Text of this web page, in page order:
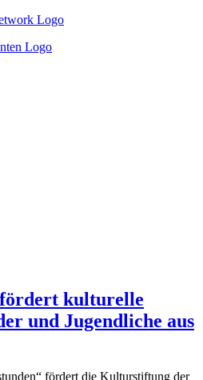
fördert kulturelle
und Jugendliche aus
fördert die Kulturstiftung der